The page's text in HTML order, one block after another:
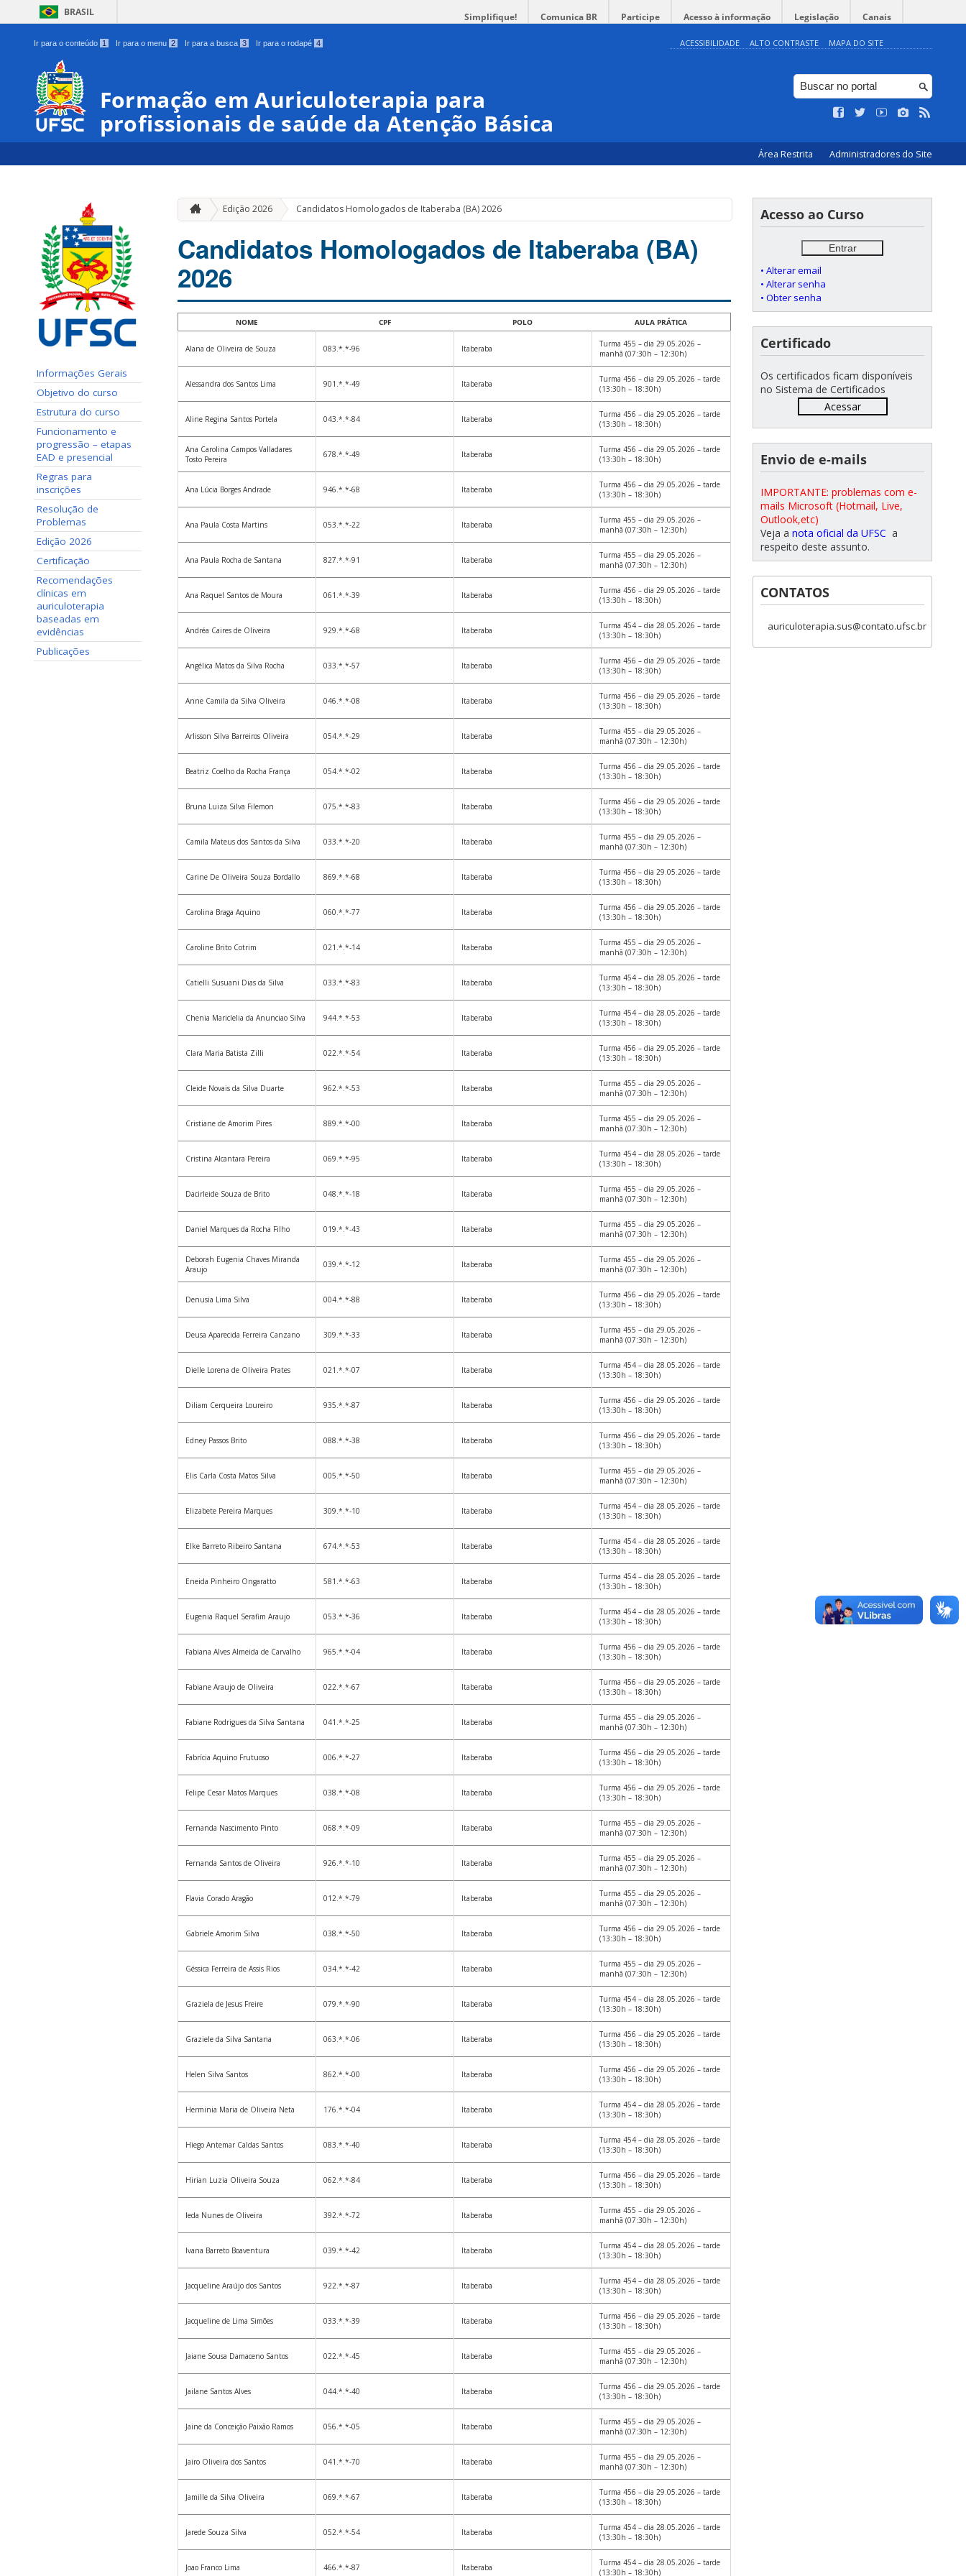
BRASIL Simplifique! Comunica BR Participe Acesso à informação Legislação Canais
Ir para o conteúdo 1 Ir para o menu 2 Ir para a busca 3 Ir para o rodapé 4 ACESSIBILIDADE ALTO CONTRASTE MAPA DO SITE
Formação em Auriculoterapia para
profissionais de saúde da Atenção Básica
Área Restrita Administradores do Site
Informações Gerais
Objetivo do curso
Estrutura do curso
Funcionamento e
progressão – etapas
EAD e presencial
Regras para
inscrições
Resolução de
Problemas
Edição 2026
Certificação
Recomendações
clínicas em
auriculoterapia
baseadas em
evidências
Publicações
Edição 2026 Candidatos Homologados de Itaberaba (BA) 2026
Candidatos Homologados de Itaberaba (BA)
2026
NOME CPF POLO AULA PRÁTICA
Alana de Oliveira de Souza 083.*.*-96 Itaberaba
Turma 455 – dia 29.05.2026 –
manhã (07:30h – 12:30h)
Alessandra dos Santos Lima 901.*.*-49 Itaberaba
Turma 456 – dia 29.05.2026 – tarde
(13:30h – 18:30h)
Aline Regina Santos Portela 043.*.*-84 Itaberaba
Turma 456 – dia 29.05.2026 – tarde
(13:30h – 18:30h)
Ana Carolina Campos Valladares
Tosto Pereira
678.*.*-49 Itaberaba
Turma 456 – dia 29.05.2026 – tarde
(13:30h – 18:30h)
Ana Lúcia Borges Andrade 946.*.*-68 Itaberaba
Turma 456 – dia 29.05.2026 – tarde
(13:30h – 18:30h)
Ana Paula Costa Martins 053.*.*-22 Itaberaba
Turma 455 – dia 29.05.2026 –
manhã (07:30h – 12:30h)
Ana Paula Rocha de Santana 827.*.*-91 Itaberaba
Turma 455 – dia 29.05.2026 –
manhã (07:30h – 12:30h)
Ana Raquel Santos de Moura 061.*.*-39 Itaberaba
Turma 456 – dia 29.05.2026 – tarde
(13:30h – 18:30h)
Andréa Caires de Oliveira 929.*.*-68 Itaberaba
Turma 454 – dia 28.05.2026 – tarde
(13:30h – 18:30h)
Angélica Matos da Silva Rocha 033.*.*-57 Itaberaba
Turma 456 – dia 29.05.2026 – tarde
(13:30h – 18:30h)
Anne Camila da Silva Oliveira 046.*.*-08 Itaberaba
Turma 456 – dia 29.05.2026 – tarde
(13:30h – 18:30h)
Arlisson Silva Barreiros Oliveira 054.*.*-29 Itaberaba
Turma 455 – dia 29.05.2026 –
manhã (07:30h – 12:30h)
Beatriz Coelho da Rocha França 054.*.*-02 Itaberaba
Turma 456 – dia 29.05.2026 – tarde
(13:30h – 18:30h)
Bruna Luiza Silva Filemon 075.*.*-83 Itaberaba
Turma 456 – dia 29.05.2026 – tarde
(13:30h – 18:30h)
Camila Mateus dos Santos da Silva 033.*.*-20 Itaberaba
Turma 455 – dia 29.05.2026 –
manhã (07:30h – 12:30h)
Carine De Oliveira Souza Bordallo 869.*.*-68 Itaberaba
Turma 456 – dia 29.05.2026 – tarde
(13:30h – 18:30h)
Carolina Braga Aquino 060.*.*-77 Itaberaba
Turma 456 – dia 29.05.2026 – tarde
(13:30h – 18:30h)
Caroline Brito Cotrim 021.*.*-14 Itaberaba
Turma 455 – dia 29.05.2026 –
manhã (07:30h – 12:30h)
Catielli Susuani Dias da Silva 033.*.*-83 Itaberaba
Turma 454 – dia 28.05.2026 – tarde
(13:30h – 18:30h)
Chenia Mariclelia da Anunciao Silva 944.*.*-53 Itaberaba
Turma 454 – dia 28.05.2026 – tarde
(13:30h – 18:30h)
Clara Maria Batista Zilli 022.*.*-54 Itaberaba
Turma 456 – dia 29.05.2026 – tarde
(13:30h – 18:30h)
Cleide Novais da Silva Duarte 962.*.*-53 Itaberaba
Turma 455 – dia 29.05.2026 –
manhã (07:30h – 12:30h)
Cristiane de Amorim Pires 889.*.*-00 Itaberaba
Turma 455 – dia 29.05.2026 –
manhã (07:30h – 12:30h)
Cristina Alcantara Pereira 069.*.*-95 Itaberaba
Turma 454 – dia 28.05.2026 – tarde
(13:30h – 18:30h)
Dacirleide Souza de Brito 048.*.*-18 Itaberaba
Turma 455 – dia 29.05.2026 –
manhã (07:30h – 12:30h)
Daniel Marques da Rocha Filho 019.*.*-43 Itaberaba
Turma 455 – dia 29.05.2026 –
manhã (07:30h – 12:30h)
Deborah Eugenia Chaves Miranda
Araujo
039.*.*-12 Itaberaba
Turma 455 – dia 29.05.2026 –
manhã (07:30h – 12:30h)
Denusia Lima Silva 004.*.*-88 Itaberaba
Turma 456 – dia 29.05.2026 – tarde
(13:30h – 18:30h)
Deusa Aparecida Ferreira Canzano 309.*.*-33 Itaberaba
Turma 455 – dia 29.05.2026 –
manhã (07:30h – 12:30h)
Dielle Lorena de Oliveira Prates 021.*.*-07 Itaberaba
Turma 454 – dia 28.05.2026 – tarde
(13:30h – 18:30h)
Diliam Cerqueira Loureiro 935.*.*-87 Itaberaba
Turma 456 – dia 29.05.2026 – tarde
(13:30h – 18:30h)
Edney Passos Brito 088.*.*-38 Itaberaba
Turma 456 – dia 29.05.2026 – tarde
(13:30h – 18:30h)
Elis Carla Costa Matos Silva 005.*.*-50 Itaberaba
Turma 455 – dia 29.05.2026 –
manhã (07:30h – 12:30h)
Elizabete Pereira Marques 309.*.*-10 Itaberaba
Turma 454 – dia 28.05.2026 – tarde
(13:30h – 18:30h)
Elke Barreto Ribeiro Santana 674.*.*-53 Itaberaba
Turma 454 – dia 28.05.2026 – tarde
(13:30h – 18:30h)
Eneida Pinheiro Ongaratto 581.*.*-63 Itaberaba
Turma 454 – dia 28.05.2026 – tarde
(13:30h – 18:30h)
Eugenia Raquel Serafim Araujo 053.*.*-36 Itaberaba
Turma 454 – dia 28.05.2026 – tarde
(13:30h – 18:30h)
Fabiana Alves Almeida de Carvalho 965.*.*-04 Itaberaba
Turma 456 – dia 29.05.2026 – tarde
(13:30h – 18:30h)
Fabiane Araujo de Oliveira 022.*.*-67 Itaberaba
Turma 456 – dia 29.05.2026 – tarde
(13:30h – 18:30h)
Fabiane Rodrigues da Silva Santana 041.*.*-25 Itaberaba
Turma 455 – dia 29.05.2026 –
manhã (07:30h – 12:30h)
Fabrícia Aquino Frutuoso 006.*.*-27 Itaberaba
Turma 456 – dia 29.05.2026 – tarde
(13:30h – 18:30h)
Felipe Cesar Matos Marques 038.*.*-08 Itaberaba
Turma 456 – dia 29.05.2026 – tarde
(13:30h – 18:30h)
Fernanda Nascimento Pinto 068.*.*-09 Itaberaba
Turma 455 – dia 29.05.2026 –
manhã (07:30h – 12:30h)
Fernanda Santos de Oliveira 926.*.*-10 Itaberaba
Turma 455 – dia 29.05.2026 –
manhã (07:30h – 12:30h)
Flavia Corado Aragão 012.*.*-79 Itaberaba
Turma 455 – dia 29.05.2026 –
manhã (07:30h – 12:30h)
Gabriele Amorim Silva 038.*.*-50 Itaberaba
Turma 456 – dia 29.05.2026 – tarde
(13:30h – 18:30h)
Géssica Ferreira de Assis Rios 034.*.*-42 Itaberaba
Turma 455 – dia 29.05.2026 –
manhã (07:30h – 12:30h)
Graziela de Jesus Freire 079.*.*-90 Itaberaba
Turma 454 – dia 28.05.2026 – tarde
(13:30h – 18:30h)
Graziele da Silva Santana 063.*.*-06 Itaberaba
Turma 456 – dia 29.05.2026 – tarde
(13:30h – 18:30h)
Helen Silva Santos 862.*.*-00 Itaberaba
Turma 456 – dia 29.05.2026 – tarde
(13:30h – 18:30h)
Herminia Maria de Oliveira Neta 176.*.*-04 Itaberaba
Turma 454 – dia 28.05.2026 – tarde
(13:30h – 18:30h)
Hiego Antemar Caldas Santos 083.*.*-40 Itaberaba
Turma 454 – dia 28.05.2026 – tarde
(13:30h – 18:30h)
Hirian Luzia Oliveira Souza 062.*.*-84 Itaberaba
Turma 456 – dia 29.05.2026 – tarde
(13:30h – 18:30h)
Ieda Nunes de Oliveira 392.*.*-72 Itaberaba
Turma 455 – dia 29.05.2026 –
manhã (07:30h – 12:30h)
Ivana Barreto Boaventura 039.*.*-42 Itaberaba
Turma 454 – dia 28.05.2026 – tarde
(13:30h – 18:30h)
Jacqueline Araújo dos Santos 922.*.*-87 Itaberaba
Turma 454 – dia 28.05.2026 – tarde
(13:30h – 18:30h)
Jacqueline de Lima Simões 033.*.*-39 Itaberaba
Turma 456 – dia 29.05.2026 – tarde
(13:30h – 18:30h)
Jaiane Sousa Damaceno Santos 022.*.*-45 Itaberaba
Turma 455 – dia 29.05.2026 –
manhã (07:30h – 12:30h)
Jailane Santos Alves 044.*.*-40 Itaberaba
Turma 456 – dia 29.05.2026 – tarde
(13:30h – 18:30h)
Jaine da Conceição Paixão Ramos 056.*.*-05 Itaberaba
Turma 455 – dia 29.05.2026 –
manhã (07:30h – 12:30h)
Jairo Oliveira dos Santos 041.*.*-70 Itaberaba
Turma 455 – dia 29.05.2026 –
manhã (07:30h – 12:30h)
Jamille da Silva Oliveira 069.*.*-67 Itaberaba
Turma 456 – dia 29.05.2026 – tarde
(13:30h – 18:30h)
Jarede Souza Silva 052.*.*-54 Itaberaba
Turma 454 – dia 28.05.2026 – tarde
(13:30h – 18:30h)
Joao Franco Lima 466.*.*-87 Itaberaba
Turma 454 – dia 28.05.2026 – tarde
(13:30h – 18:30h)
Acesso ao Curso
• Alterar email
• Alterar senha
• Obter senha
Certificado
Os certificados ficam disponíveis
no Sistema de Certificados
Acessar
Envio de e-mails
IMPORTANTE: problemas com e-
mails Microsoft (Hotmail, Live,
Outlook,etc)
Veja a nota oficial da UFSC a
respeito deste assunto.
CONTATOS
auriculoterapia.sus@contato.ufsc.br